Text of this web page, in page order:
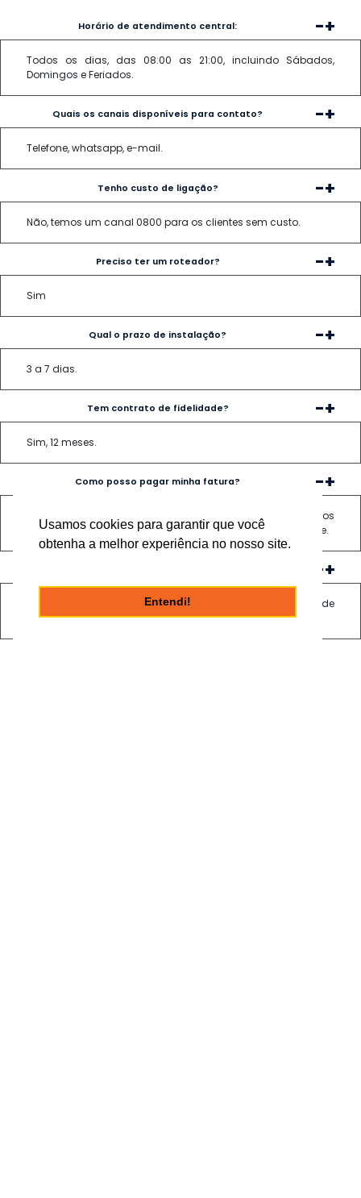
Usamos cookies para garantir que você
obtenha a melhor experiência no nosso site.
Entendi!
Horário de atendimento central: -+
Todos os dias, das 08:00 as 21:00, incluindo Sábados,
Domingos e Feriados.
Quais os canais disponíveis para contato? -+
Telefone, whatsapp, e-mail.
Tenho custo de ligação? -+
Não, temos um canal 0800 para os clientes sem custo.
Preciso ter um roteador? -+
Sim
Qual o prazo de instalação? -+
3 a 7 dias.
Tem contrato de fidelidade? -+
Sim, 12 meses.
Como posso pagar minha fatura? -+
Em qualquer agência bancária, casas lotéricas, ou nos
escritório Netvex informados no menu contato em nosso site.
-+
Pagando nos escritórios Netvex, liberação imediata, em rede
bancária o prazo de compensação é de até 48 horas.